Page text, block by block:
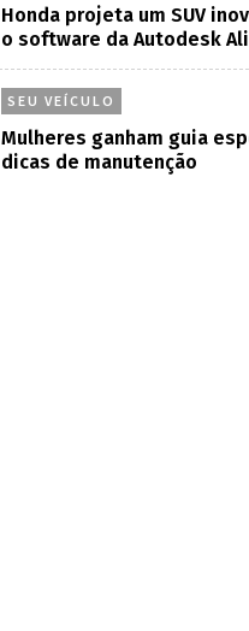
Honda projeta um SUV
o software da Autodesk
SEU VEÍCULO
Mulheres ganham guia
dicas de manutenção